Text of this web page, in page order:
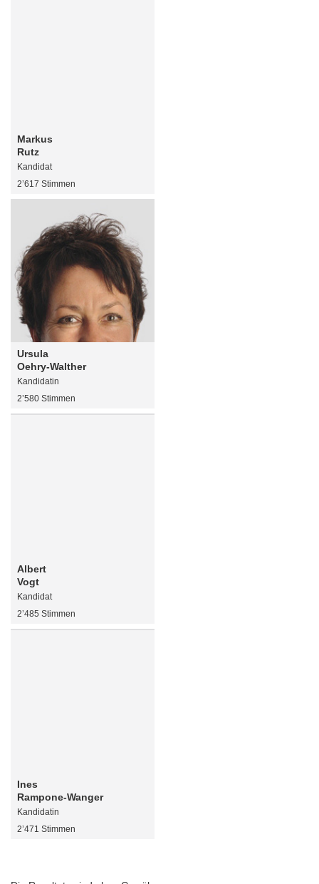
Markus
Rutz
Kandidat
2’617 Stimmen
Ursula
Oehry-Walther
Kandidatin
2’580 Stimmen
Albert
Vogt
Kandidat
2’485 Stimmen
Ines
Rampone-Wanger
Kandidatin
2’471 Stimmen